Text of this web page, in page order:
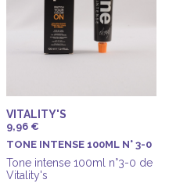
VITALITY'S
9,96 €
TONE INTENSE 100ML N° 3-0
Tone intense 100ml n°3-0 de
Vitality's